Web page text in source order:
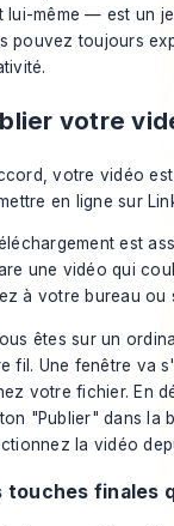
lui-même — est un
pouvez toujours
votre
votre vidéo
en ligne sur
est
une vidéo qui
à votre bureau ou
êtes sur un
fil. Une fenêtre va
votre fichier. En
"Publier" dans la
la vidéo
touches finales